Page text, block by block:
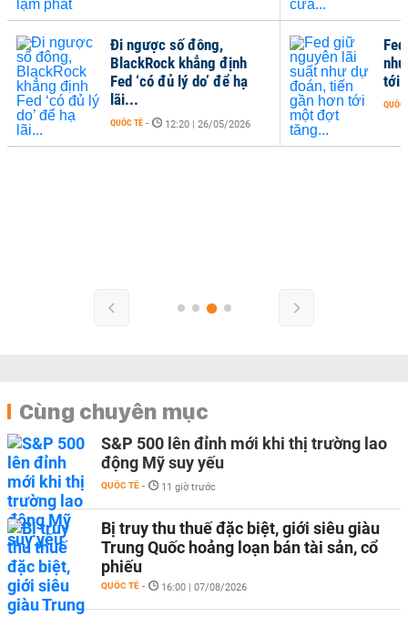
tới
QUỐC
Đi ngược số đông,
BlackRock khẳng định
Fed ‘có đủ lý do’ để hạ
lãi...
QUỐC TẾ - 12:20 | 26/05/2026
Cùng chuyên mục
S&P 500 lên đỉnh mới khi thị trường lao
động Mỹ suy yếu
QUỐC TẾ - 11 giờ trước
Bị truy thu thuế đặc biệt, giới siêu giàu
Trung Quốc hoảng loạn bán tài sản, cổ
phiếu
QUỐC TẾ - 16:00 | 07/08/2026